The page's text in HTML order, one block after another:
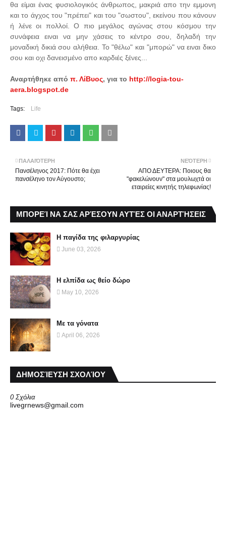
θα είμαι ένας φυσιολογικός άνθρωπος, μακριά απο την εμμονη
και το άγχος του "πρέπει" και του "σωστου", εκείνου που κάνουν
ή λένε οι πολλοί. Ο πιο μεγάλος αγώνας στου κόσμου την
συνάφεια ειναι να μην χάσεις το κέντρο σου, δηλαδή την
μοναδική δικιά σου αλήθεια. Το "θέλω" και "μπορώ" να ειναι δικο
σου και οχι δανεισμένο απο καρδιές ξένες...
Αναρτήθηκε από π. ΛίΒυος, για το http://logia-tou-
aera.blogspot.de
Tags: Life
ΝΕΌΤΕΡΗ
ΑΠΟ ΔΕΥΤΕΡΑ: Ποιους θα
"φακελώνουν" στα μουλωχτά οι
εταιρείες κινητής τηλεφωνίας!
ΠΑΛΑΙΌΤΕΡΗ
Πανσέληνος 2017: Πότε θα έχει
πανσέληνο τον Αύγουστο;
ΜΠΟΡΕΊ ΝΑ ΣΑΣ ΑΡΈΣΟΥΝ ΑΥΤΈΣ ΟΙ ΑΝΑΡΤΉΣΕΙΣ
Η παγίδα της φιλαργυρίας
June 03, 2026
Η ελπίδα ως θείο δώρο
May 10, 2026
Με τα γόνατα
April 06, 2026
ΔΗΜΟΣΊΕΥΣΗ ΣΧΟΛΊΟΥ
0 Σχόλια
livegrnews@gmail.com